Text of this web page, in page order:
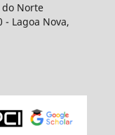
do Norte
- Lagoa Nova,